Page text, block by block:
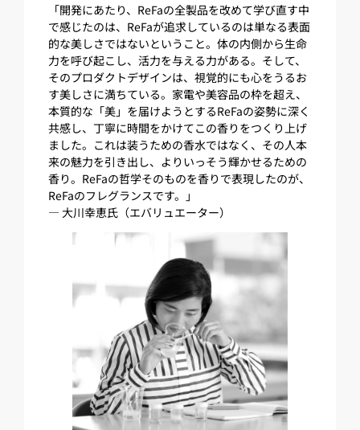
「開発にあたり、ReFaの全製品を改めて学び直す中
で感じたのは、ReFaが追求しているのは単なる表面
的な美しさではないということ。体の内側から生命
力を呼び起こし、活力を与える力がある。そして、
そのプロダクトデザインは、視覚的にも心をうるお
す美しさに満ちている。家電や美容品の枠を超え、
本質的な「美」を届けようとするReFaの姿勢に深く
共感し、丁寧に時間をかけてこの香りをつくり上げ
ました。これは装うための香水ではなく、その人本
来の魅力を引き出し、よりいっそう輝かせるための
香り。ReFaの哲学そのものを香りで表現したのが、
ReFaのフレグランスです。​」
— 大川幸恵氏（エバリュエーター）